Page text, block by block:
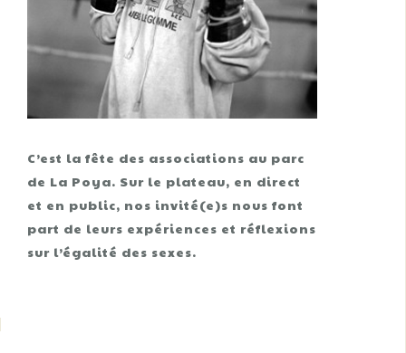
C’est la fête des associations au parc
de La Poya. Sur le plateau, en direct
et en public, nos invité(e)s nous font
part de leurs expériences et réflexions
sur l’égalité des sexes.